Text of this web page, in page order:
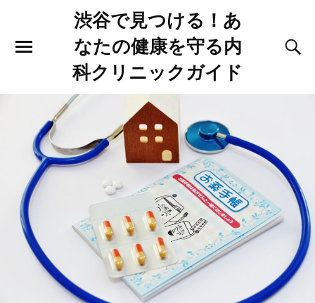
渋谷で見つける！あ
なたの健康を守る内
科クリニックガイド